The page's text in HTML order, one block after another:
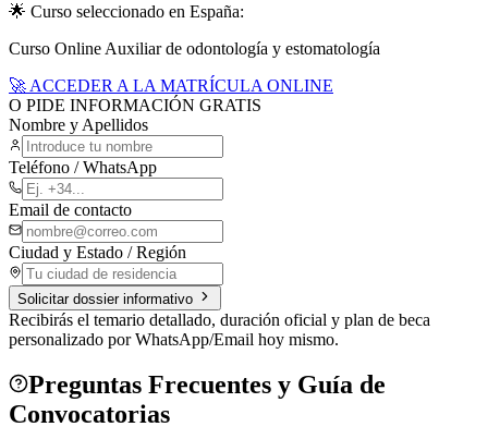
🌟 Curso seleccionado en España:
Curso Online Auxiliar de odontología y estomatología
🚀 ACCEDER A LA MATRÍCULA ONLINE
O PIDE INFORMACIÓN GRATIS
Nombre y Apellidos
Teléfono / WhatsApp
Email de contacto
Ciudad y Estado / Región
Solicitar dossier informativo
Recibirás el temario detallado, duración oficial y plan de beca
personalizado por WhatsApp/Email hoy mismo.
Preguntas Frecuentes y Guía de
Convocatorias